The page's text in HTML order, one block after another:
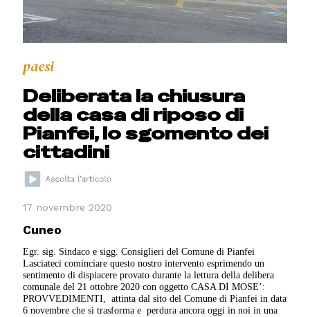
paesi
Deliberata la chiusura
della casa di riposo di
Pianfei, lo sgomento dei
cittadini
17 novembre 2020
Cuneo
Egr. sig. Sindaco e sigg. Consiglieri del Comune di Pianfei
Lasciateci cominciare questo nostro intervento esprimendo un
sentimento di dispiacere provato durante la lettura della delibera
comunale del 21 ottobre 2020 con oggetto CASA DI MOSE’:
PROVVEDIMENTI, attinta dal sito del Comune di Pianfei in data
6 novembre che si trasforma e perdura ancora oggi in noi in una